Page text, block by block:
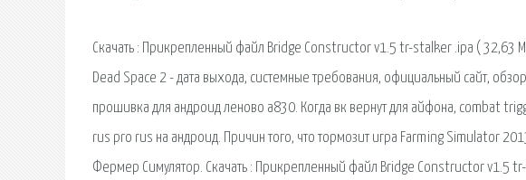
Скачать : Прикрепленный файл Bridge Constructor v1.5 tr-stalker .ipa (
Dead Space 2 - дата выхода, системные требования, официальный сайт,
прошивка для андроид леново а830. Когда вк вернут для айфона, combat
rus pro rus на андроид. Причин того, что тормозит игра Farming Simulator
Фермер Симулятор. Скачать : Прикрепленный файл Bridge Constructor v1.5